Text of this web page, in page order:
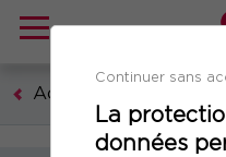
Continuer sans
La
données
Académie des